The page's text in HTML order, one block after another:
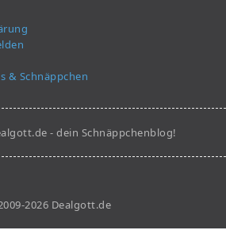
& Schnäppchen
- dein Schnäppchenblog!
2026 Dealgott.de